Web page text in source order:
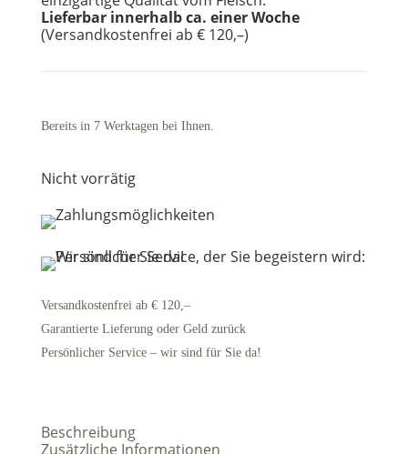
Lieferbar innerhalb ca. einer Woche
(Versandkostenfrei ab € 120,–)
Bereits in 7 Werktagen bei Ihnen.
Nicht vorrätig
Versandkostenfrei ab € 120,–
Garantierte Lieferung oder Geld zurück
Persönlicher Service – wir sind für Sie da!
Beschreibung
Zusätzliche Informationen